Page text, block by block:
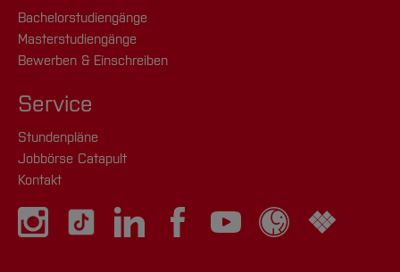
Bachelorstudiengänge
Masterstudiengänge
Bewerben & Einschreiben
Service
Stundenpläne
Jobbörse Catapult
Kontakt